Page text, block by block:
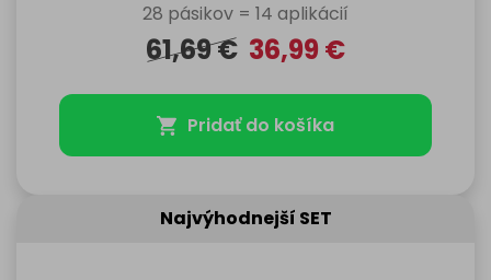
28 pásikov = 14 aplikácií
61,69€ 36,99€
Pridať do košíka
Najvýhodnejší SET